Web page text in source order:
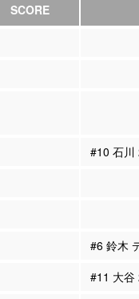
SCORE
#10 石川
#6 鈴木
#11 大谷